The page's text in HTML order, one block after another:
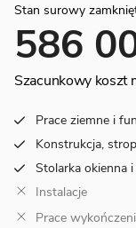
Stan surowy
586
Szacunkowy koszt
Prace ziemne i
Konstrukcja,
Stolarka okienna
Instalacje
Prace